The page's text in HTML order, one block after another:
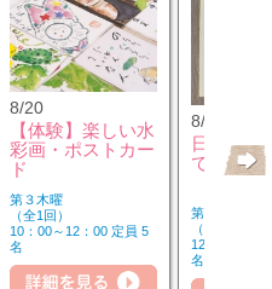
8/20
【体験】楽しい水
彩画・ポストカー
ド
第３木曜
（全1回）
10：00～12：00 定員 5
名
8/21
日本画か
で
第１・３・
（全8回）
12：30～14
名
詳細を見る